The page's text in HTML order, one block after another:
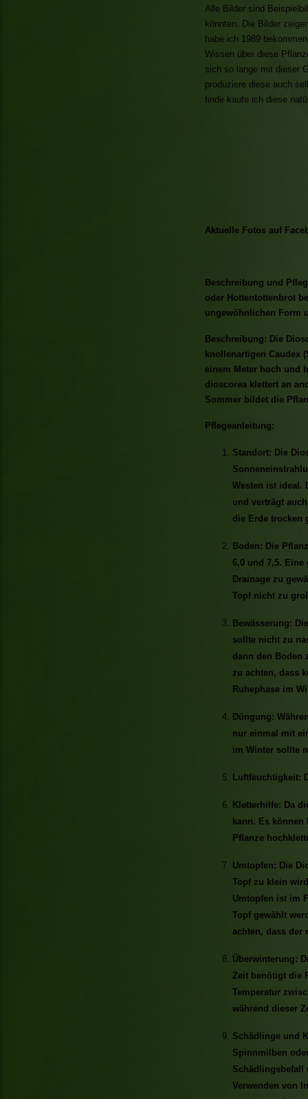
Alle Bilder sind
könnten. Die Bilder
habe ich 1989
Wissen über diese
sich so lange mit dieser
produziere diese auch
finde kaufe ich diese
Aktuelle Fotos auf
Beschreibung und
oder Hottentottenbrot
ungewöhnlichen Form
Beschreibung: Die
knollenartigen Caudex
einem Meter hoch und
dioscorea klettert an
Sommer bildet die
Pflegeanleitung:
Standort: Die
Westen ist ideal.
und verträgt
die Erde trocken
Boden: Die
6,0 und 7,5.
Drainage zu
Topf nicht zu
Bewässerung:
sollte nicht zu
dann den Boden
zu achten, dass
Ruhephase im
Düngung:
nur einmal mit
im Winter sollte
Luftfeuchtigkeit:
Kletterhilfe: Da
kann. Es
Pflanze
Umtopfen: Die
Topf zu klein
Umtopfen ist im
Topf gewählt
achten, dass der
Überwinterung:
Zeit benötigt die
Temperatur
während dieser
Schädlinge und
Spinnmilben
Schädlingsbefall
Verwenden von